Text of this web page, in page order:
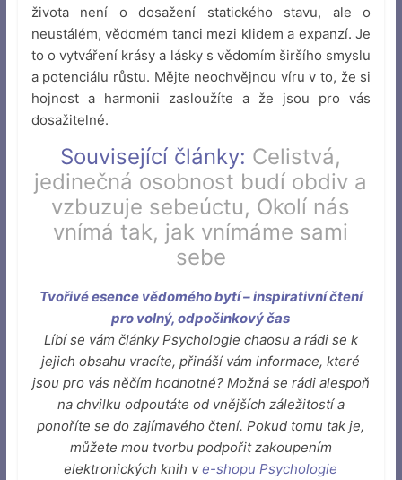
života není o dosažení statického stavu, ale o
neustálém, vědomém tanci mezi klidem a expanzí. Je
to o vytváření krásy a lásky s vědomím širšího smyslu
a potenciálu růstu. Mějte neochvějnou víru v to, že si
hojnost a harmonii zasloužíte a že jsou pro vás
dosažitelné.
Související články: Celistvá,
jedinečná osobnost budí obdiv a
vzbuzuje sebeúctu, Okolí nás
vnímá tak, jak vnímáme sami
sebe
Tvořivé esence vědomého bytí – inspirativní čtení
pro volný, odpočinkový čas
Líbí se vám články Psychologie chaosu a rádi se k
jejich obsahu vracíte, přináší vám informace, které
jsou pro vás něčím hodnotné? Možná se rádi alespoň
na chvilku odpoutáte od vnějších záležitostí a
ponoříte se do zajímavého čtení. Pokud tomu tak je,
můžete mou tvorbu podpořit zakoupením
elektronických knih ve-shopu Psychologie